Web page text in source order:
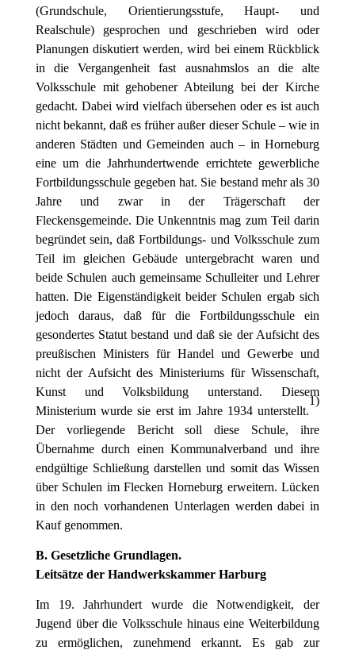
(Grundschule, Orientierungsstufe, Haupt- und
Realschule) gesprochen und geschrieben wird oder
Planungen diskutiert werden, wird bei einem Rückblick
in die Vergangenheit fast ausnahmslos an die alte
Volksschule mit gehobener Abteilung bei der Kirche
gedacht. Dabei wird vielfach übersehen oder es ist auch
nicht bekannt, daß es früher außer dieser Schule – wie in
anderen Städten und Gemeinden auch – in Horneburg
eine um die Jahrhundertwende errichtete gewerbliche
Fortbildungsschule gegeben hat. Sie bestand mehr als 30
Jahre und zwar in der Trägerschaft der
Fleckensgemeinde. Die Unkenntnis mag zum Teil darin
begründet sein, daß Fortbildungs- und Volksschule zum
Teil im gleichen Gebäude untergebracht waren und
beide Schulen auch gemeinsame Schulleiter und Lehrer
hatten. Die Eigenständigkeit beider Schulen ergab sich
jedoch daraus, daß für die Fortbildungsschule ein
gesondertes Statut bestand und daß sie der Aufsicht des
preußischen Ministers für Handel und Gewerbe und
nicht der Aufsicht des Ministeriums für Wissenschaft,
Kunst und Volksbildung unterstand. Diesem
Ministerium wurde sie erst im Jahre 1934 unterstellt.
1)
Der vorliegende Bericht soll diese Schule, ihre
Übernahme durch einen Kommunalverband und ihre
endgültige Schließung darstellen und somit das Wissen
über Schulen im Flecken Horneburg erweitern. Lücken
in den noch vorhandenen Unterlagen werden dabei in
Kauf genommen.
B. Gesetzliche Grundlagen.
Leitsätze der Handwerkskammer Harburg
Im 19. Jahrhundert wurde die Notwendigkeit, der
Jugend über die Volksschule hinaus eine Weiterbildung
zu ermöglichen, zunehmend erkannt. Es gab zur